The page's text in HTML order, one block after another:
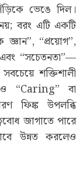
ভেঙে দিল।
বরং এটি একটি
“প্রয়োগ”,
“সচেতনতা”—
শক্তিশালী
“Caring” বা
ফিঙ্ক উপলব্ধি
জাগাতে পারে
উন্নত করলেও